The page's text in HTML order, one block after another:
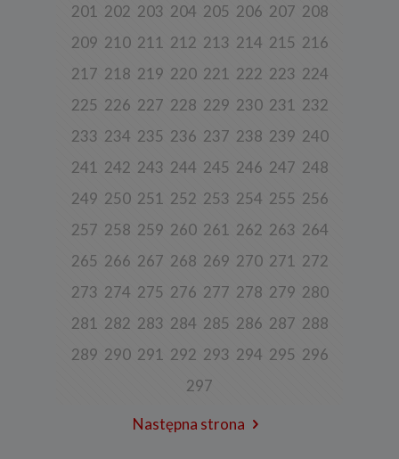
201 202 203 204 205 206 207 208
209 210 211 212 213 214 215 216
217 218 219 220 221 222 223 224
225 226 227 228 229 230 231 232
233 234 235 236 237 238 239 240
241 242 243 244 245 246 247 248
249 250 251 252 253 254 255 256
257 258 259 260 261 262 263 264
265 266 267 268 269 270 271 272
273 274 275 276 277 278 279 280
281 282 283 284 285 286 287 288
289 290 291 292 293 294 295 296
297
Następna strona
udostępniają w historii przeglądania stron i aplikacji w ramach
korzystania z naszych usług (wraz ze zautomatyzowaną analizą
założenia konta lub korzystania z usługi newslettera, tj. imię,
4. Cel i podstawa przetwarzania danych
Twoje dane będą przetwarzane do celu:
a) realizacji usługi w oparciu o regulamin korzystania z serwisu, jeśli
newslettera (podstawa z art. 6 ust. 1 lit. b RODO),
także wykrywania nadużyć oraz pomiarów statystycznych i
uzasadnionego interesu (podstawa z art. 6 ust. 1 lit. f RODO),
c) ewentualnego ustalenia, dochodzenia lub obrony przed
roszczeniami będącego realizacją naszego prawnie uzasadnionego
będzie mogła być świadczona.